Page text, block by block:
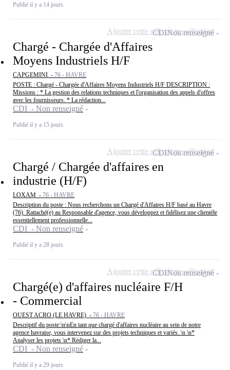
Publié il y a 14 jours
Chargé - Chargée d'Affaires
Moyens Industriels H/F
CAPGEMINI - 76 - HAVRE
POSTE : Chargé - Chargée d'Affaires Moyens Industriels H/F DESCRIPTION :
Missions : * La gestion des relations techniques et l'organisation des appels d'offres
avec les fournisseurs. * La rédaction...
CDI - Non renseigné
Publié il y a 15 jours
CDINon renseigné
Ajouter cette offre à ma sélection
Chargé / Chargée d'affaires en
industrie (H/F)
LOXAM - 76 - HAVRE
Description du poste : Nous recherchons un Chargé d'Affaires H/F basé au Havre
(76). Rattaché(e) au Responsable d'agence, vous développez et fidélisez une clientèle
essentiellement professionnelle...
CDI - Non renseigné
Publié il y a 28 jours
CDINon renseigné
Ajouter cette offre à ma sélection
Chargé(e) d'affaires nucléaire F/H
- Commercial
OUEST ACRO (LE HAVRE) - 76 - HAVRE
Descriptif du poste:\n\nEn tant que chargé d'affaires nucléaire au sein de notre
agence havraise, vous intervenez sur des projets techniques et variés. \n \n*
Analyser les projets \n* Rédiger la...
CDI - Non renseigné
Publié il y a 29 jours
CDINon renseigné
Ajouter cette offre à ma sélection